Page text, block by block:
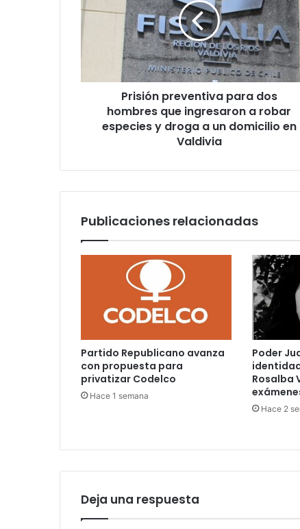
dos
ingresaron
robar
droga
Valdivia
Prisión preventiva para dos
hombres que ingresaron a robar
especies y droga a un domicilio en
Valdivia
Publicaciones relacionadas
Partido Republicano avanza
con propuesta para
privatizar Codelco
Hace 1 semana
Poder
Rosalba
Hace 2
Deja una respuesta